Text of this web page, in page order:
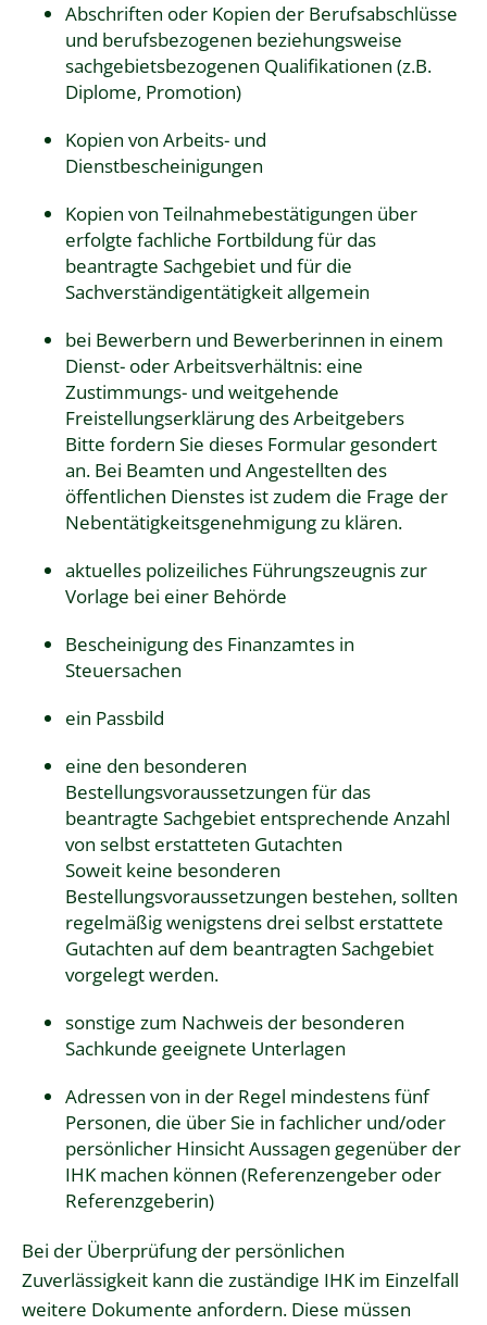
Abschriften oder Kopien der Berufsabschlüsse
und berufsbezogenen beziehungsweise
sachgebietsbezogenen Qualifikationen (z.B.
Diplome, Promotion)
Kopien von Arbeits- und
Dienstbescheinigungen
Kopien von Teilnahmebestätigungen über
erfolgte fachliche Fortbildung für das
beantragte Sachgebiet und für die
Sachverständigentätigkeit allgemein
bei Bewerbern und Bewerberinnen in einem
Dienst- oder Arbeitsverhältnis: eine
Zustimmungs- und weitgehende
Freistellungserklärung des Arbeitgebers
Bitte fordern Sie dieses Formular gesondert
an. Bei Beamten und Angestellten des
öffentlichen Dienstes ist zudem die Frage der
Nebentätigkeitsgenehmigung zu klären.
aktuelles polizeiliches Führungszeugnis zur
Vorlage bei einer Behörde
Bescheinigung des Finanzamtes in
Steuersachen
ein Passbild
eine den besonderen
Bestellungsvoraussetzungen für das
beantragte Sachgebiet entsprechende Anzahl
von selbst erstatteten Gutachten
Soweit keine besonderen
Bestellungsvoraussetzungen bestehen, sollten
regelmäßig wenigstens drei selbst erstattete
Gutachten auf dem beantragten Sachgebiet
vorgelegt werden.
sonstige zum Nachweis der besonderen
Sachkunde geeignete Unterlagen
Adressen von in der Regel mindestens fünf
Personen, die über Sie in fachlicher und/oder
persönlicher Hinsicht Aussagen gegenüber der
IHK machen können (Referenzengeber oder
Referenzgeberin)
Bei der Überprüfung der persönlichen
Zuverlässigkeit kann die zuständige IHK im Einzelfall
weitere Dokumente anfordern. Diese müssen